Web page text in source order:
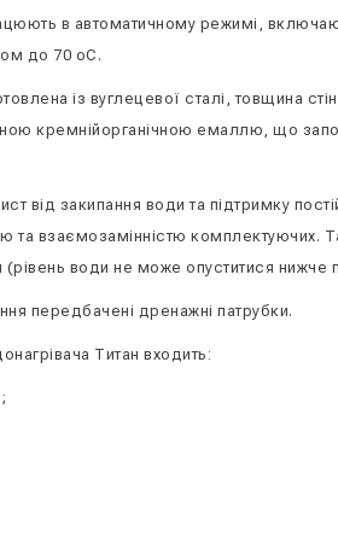
в автоматичному режимі,
до 70 оС.
​​із вуглецевої сталі, товщина
кремнійорганічною емаллю, що
від закипання води та підтримку
та взаємозамінністю комплектуючих.
(рівень води не може опуститися
передбачені дренажні патрубки.
Титан входить: